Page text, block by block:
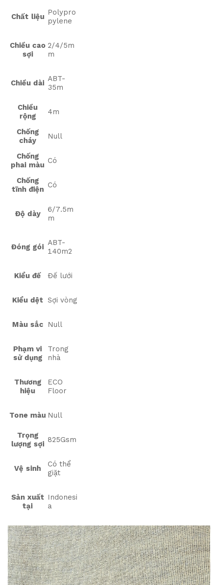
Chất liệu Polypro
pylene
Chiều cao
sợi
2/4/5m
m
Chiều dài ABT-
35m
Chiều
rộng
4m
Chống
cháy
Null
Chống
phai màu Có
Chống
tĩnh điện Có
Độ dày
6/7.5m
m
Đóng gói ABT-
140m2
Kiểu đế Đế lưới
Kiểu dệt Sợi vòng
Màu sắc Null
Phạm vi
sử dụng
Trong
nhà
Thương
hiệu
ECO
Floor
Tone màu Null
Trọng
lượng sợi 825Gsm
Vệ sinh
Có thể
giặt
Sản xuất
tại
Indonesi
a